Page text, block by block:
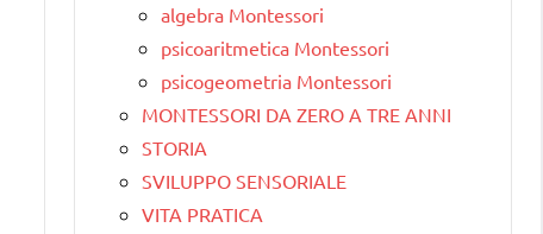
algebra Montessori
psicoaritmetica Montessori
psicogeometria Montessori
MONTESSORI DA ZERO A TRE ANNI
STORIA
SVILUPPO SENSORIALE
VITA PRATICA